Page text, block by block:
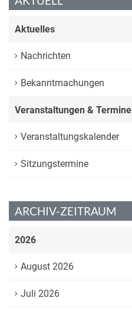
Aktuelles
Nachrichten
Bekanntmachungen
Veranstaltungen & Termine
Veranstaltungskalender
Sitzungstermine
ARCHIV-ZEITRAUM
2026
August 2026
Juli 2026